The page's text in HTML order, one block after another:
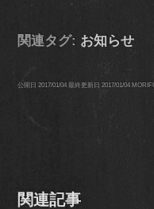
関連タグ: お知らせ
公開日2017/01/04 最終更新日2017/01/04
関連記事